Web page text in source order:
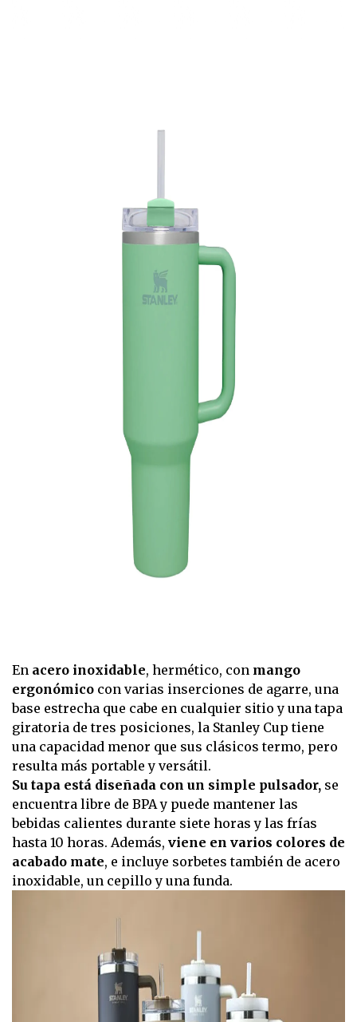
En acero inoxidable, hermético, con mango
ergonómico con varias inserciones de agarre, una
base estrecha que cabe en cualquier sitio y una tapa
giratoria de tres posiciones, la Stanley Cup tiene
una capacidad menor que sus clásicos termo, pero
resulta más portable y versátil.
Su tapa está diseñada con un simple pulsador, se
encuentra libre de BPA y puede mantener las
bebidas calientes durante siete horas y las frías
hasta 10 horas. Además, viene en varios colores de
acabado mate, e incluye sorbetes también de acero
inoxidable, un cepillo y una funda.